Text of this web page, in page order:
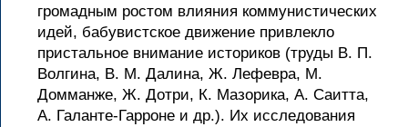
громадным ростом влияния коммунистических
идей, бабувистское движение привлекло
пристальное внимание историков (труды В. П.
Волгина, В. М. Далина, Ж. Лефевра, М.
Домманже, Ж. Дотри, К. Мазорика, А. Саитта,
А. Галанте-Гарроне и др.). Их исследования